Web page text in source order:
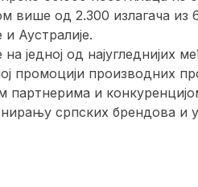
више од 2.300 излагача
Аустралије.
једној од
промоцији производних
партнерима и
српских брендова и